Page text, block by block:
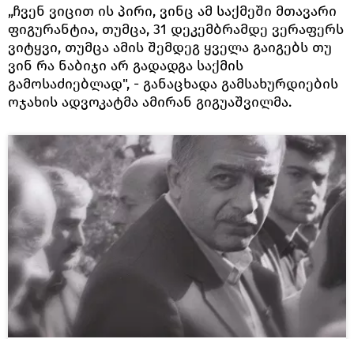
„ჩვენ ვიცით ის პირი, ვინც ამ საქმეში მთავარი
ფიგურანტია, თუმცა, 31 დეკემბრამდე ვერაფერს
ვიტყვი, თუმცა ამის შემდეგ ყველა გაიგებს თუ
ვინ რა ნაბიჯი არ გადადგა საქმის
გამოსაძიებლად", - განაცხადა გამსახურდიების
ოჯახის ადვოკატმა ამირან გიგუაშვილმა.